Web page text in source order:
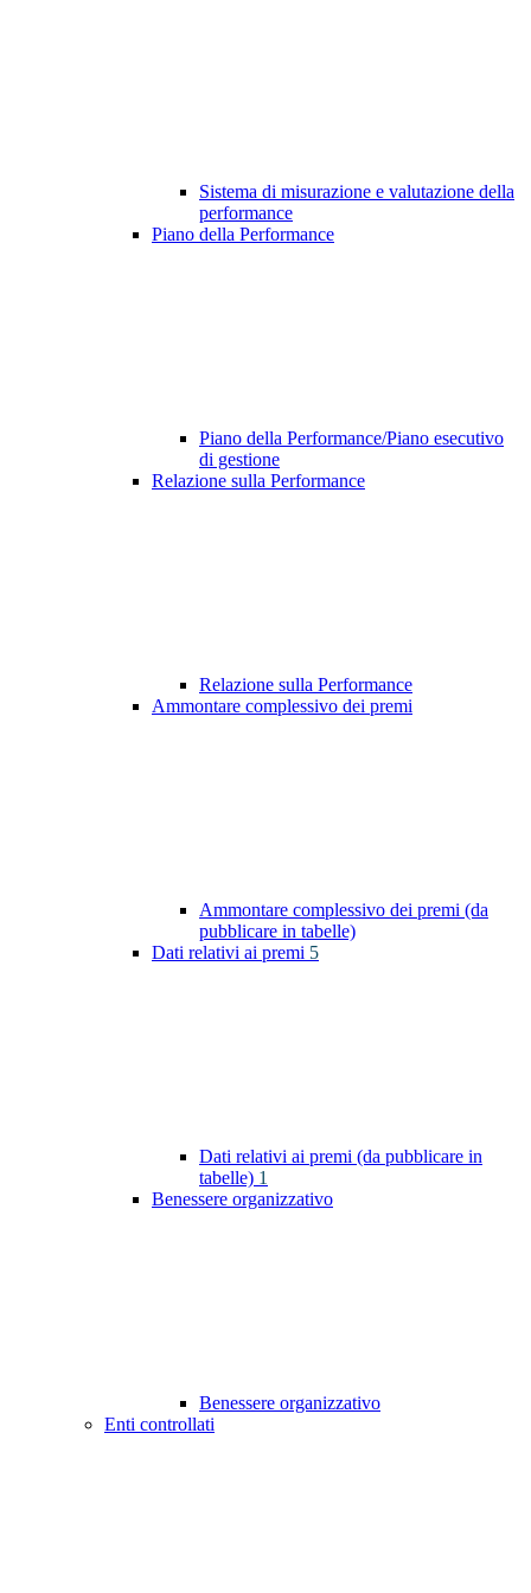
Sistema di misurazione e valutazione della
performance
Piano della Performance
Piano della Performance/Piano esecutivo
di gestione
Relazione sulla Performance
Relazione sulla Performance
Ammontare complessivo dei premi
Ammontare complessivo dei premi (da
pubblicare in tabelle)
Dati relativi ai premi 5
Dati relativi ai premi (da pubblicare in
tabelle) 1
Benessere organizzativo
Benessere organizzativo
Enti controllati